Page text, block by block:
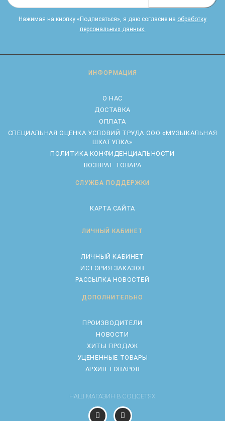
Нажимая на кнопку «Подписаться», я даю cогласие на обработку
персональных данных.
ИНФОРМАЦИЯ
О НАС
ДОСТАВКА
ОПЛАТА
CПЕЦИАЛЬНАЯ ОЦЕНКА УСЛОВИЙ ТРУДА ООО «МУЗЫКАЛЬНАЯ
ШКАТУЛКА»
ПОЛИТИКА КОНФИДЕНЦИАЛЬНОСТИ
ВОЗВРАТ ТОВАРА
СЛУЖБА ПОДДЕРЖКИ
КАРТА САЙТА
ЛИЧНЫЙ КАБИНЕТ
ЛИЧНЫЙ КАБИНЕТ
ИСТОРИЯ ЗАКАЗОВ
РАССЫЛКА НОВОСТЕЙ
ДОПОЛНИТЕЛЬНО
ПРОИЗВОДИТЕЛИ
НОВОСТИ
ХИТЫ ПРОДАЖ
УЦЕНЕННЫЕ ТОВАРЫ
АРХИВ ТОВАРОВ
НАШ МАГАЗИН В СОЦСЕТЯХ